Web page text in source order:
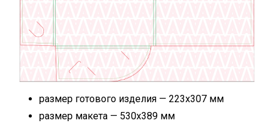
размер готового изделия — 223х307 мм
размер макета — 530х389 мм